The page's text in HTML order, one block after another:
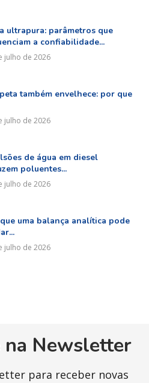
ultrapura: parâmetros que
a confiabilidade...
julho de 2026
também envelhece: por que
julho de 2026
de água em diesel
poluentes...
julho de 2026
uma balança analítica pode
julho de 2026
na Newsletter
para receber novas